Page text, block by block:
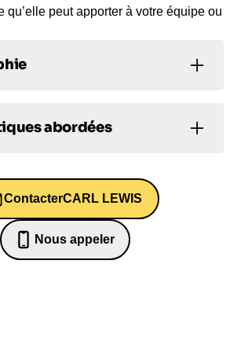
qu’elle peut apporter à votre équipe ou
neuf médailles d'or
partie de cinq équipes
Carl est très engagé dans des
tiennent à cœur, telles que la famille,
le bien-être et la santé
sa retraite en 1997, il a créé sa
la « Carl Lewis Foundation »,
abordées
Gestion de crises
ContacterCARL LEWIS
Nous appeler
07 82 68 65 18